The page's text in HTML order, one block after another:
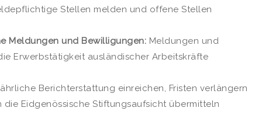
Stellen melden und offene Stellen
Meldungen und Bewilligungen: Meldungen und
Erwerbstätigkeit ausländischer Arbeitskräfte
Berichterstattung einreichen, Fristen verlängern
die Eidgenössische Stiftungsaufsicht übermitteln